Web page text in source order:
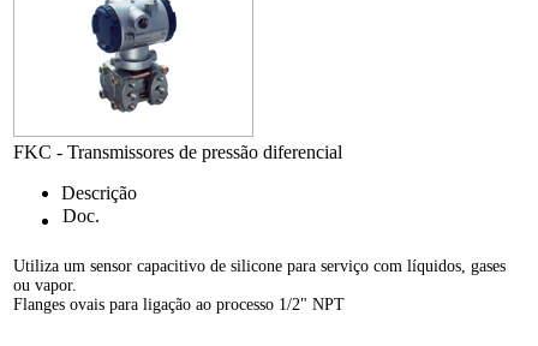
FKC - Transmissores de pressão diferencial
Descrição
Doc.
Utiliza um sensor capacitivo de silicone para serviço com líquidos, gases
ou vapor.
Flanges ovais para ligação ao processo 1/2" NPT